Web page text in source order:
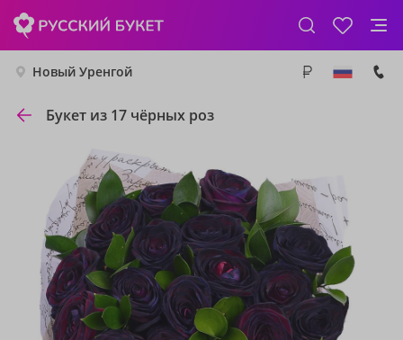
Новый Уренгой
Букет из 17 чёрных роз